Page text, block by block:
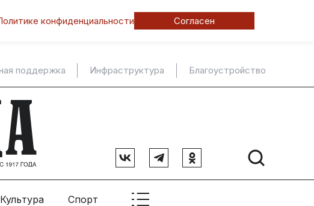
конфиденциальности Согласен
поддержка Инфраструктура Благоустройство
Культура Спорт